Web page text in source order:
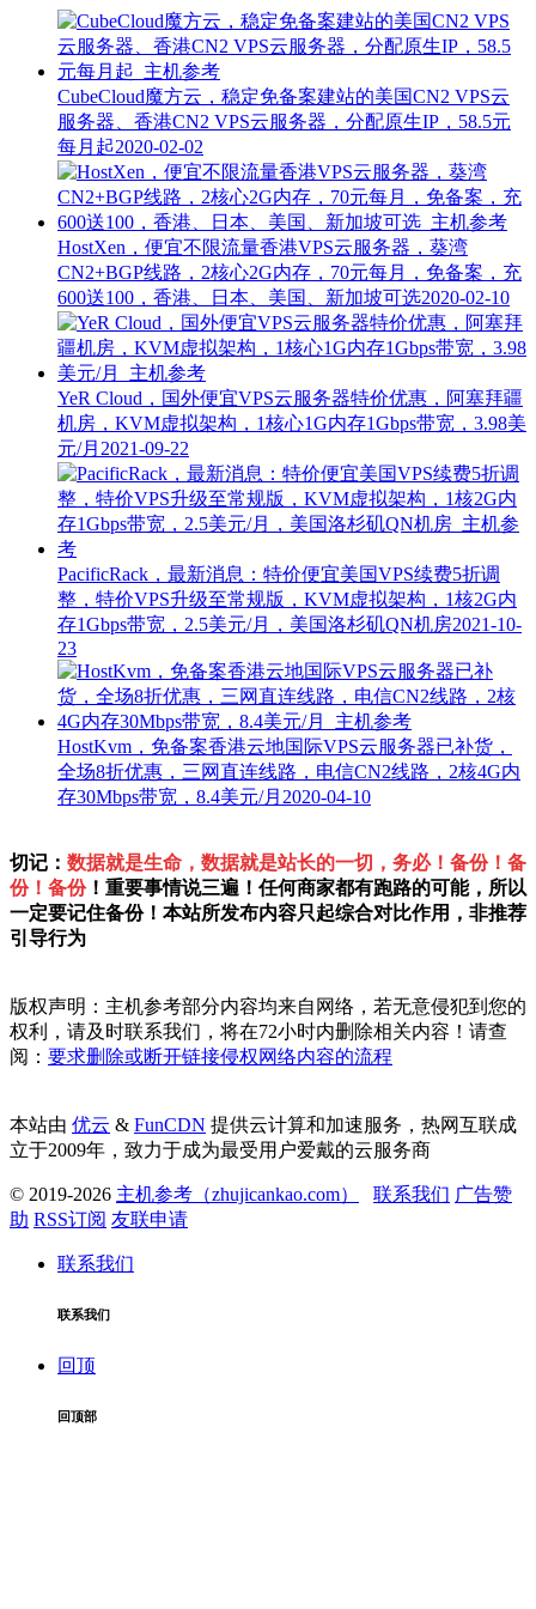
CubeCloud魔方云，稳定免备案建站的美国CN2 VPS云
服务器、香港CN2 VPS云服务器，分配原生IP，58.5元
每月起2020-02-02
HostXen，便宜不限流量香港VPS云服务器，葵湾
CN2+BGP线路，2核心2G内存，70元每月，免备案，充
600送100，香港、日本、美国、新加坡可选2020-02-10
YeR Cloud，国外便宜VPS云服务器特价优惠，阿塞拜疆
机房，KVM虚拟架构，1核心1G内存1Gbps带宽，3.98美
元/月 2021-09-22
PacificRack，最新消息：特价便宜美国VPS续费5折调
整，特价VPS升级至常规版，KVM虚拟架构，1核2G内
存1Gbps带宽，2.5美元/月，美国洛杉矶QN机房2021-10-
23
HostKvm，免备案香港云地国际VPS云服务器已补货，
全场8折优惠，三网直连线路，电信CN2线路，2核4G内
存30Mbps带宽，8.4美元/月 2020-04-10
切记： 数据就是生命，数据就是站长的一切，务必！备份！备
份！备份！重要事情说三遍！任何商家都有跑路的可能，所以
一定要记住备份！本站所发布内容只起综合对比作用，非推荐
引导行为
版权声明：主机参考部分内容均来自网络，若无意侵犯到您的
权利，请及时联系我们，将在72小时内删除相关内容！请查
阅： 要求删除或断开链接侵权网络内容的流程
本站由 优云 & FunCDN 提供云计算和加速服务，热网互联成
立于2009年，致力于成为最受用户爱戴的云服务商
© 2019-2026 主机参考（zhujicankao.com） 联系我们 广告赞
助 RSS订阅 友联申请
联系我们
联系我们
回顶
回顶部